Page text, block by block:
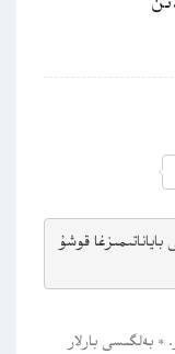
مىزغا قوشۇ
* بەلگىسى بارلار